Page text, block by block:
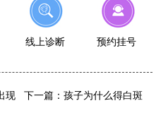
线上诊断
预约挂号
现 下一篇：孩子为什么得白斑